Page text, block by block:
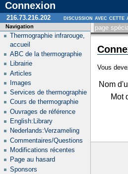
Connexion
page
Vous
Nom
Mot
Navigation
Thermographie infrarouge,
accueil
ABC de la thermographie
Librairie
Articles
Images
Services de thermographie
Cours de thermographie
Ouvrages de référence
English:Library
Nederlands:Verzameling
Commentaires/Questions
Modifications récentes
Page au hasard
Sponsors
216.73.216.202 discussion avec cette